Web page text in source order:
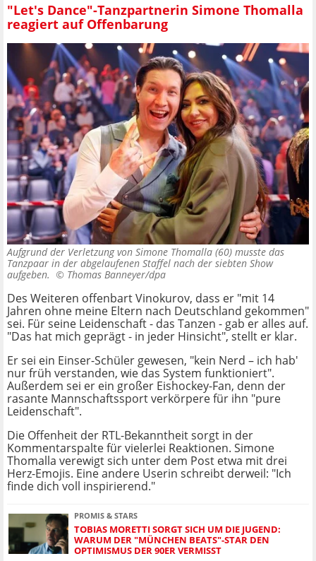
"Let's Dance"-Tanzpartnerin Simone Thomalla
reagiert auf Offenbarung
Aufgrund der Verletzung von Simone Thomalla (60) musste das
Tanzpaar in der abgelaufenen Staffel nach der siebten Show
aufgeben. © Thomas Banneyer/dpa
Des Weiteren offenbart Vinokurov, dass er "mit 14
Jahren ohne meine Eltern nach Deutschland gekommen"
sei. Für seine Leidenschaft - das Tanzen - gab er alles auf.
"Das hat mich geprägt - in jeder Hinsicht", stellt er klar.
Er sei ein Einser-Schüler gewesen, "kein Nerd – ich hab'
nur früh verstanden, wie das System funktioniert".
Außerdem sei er ein großer Eishockey-Fan, denn der
rasante Mannschaftssport verkörpere für ihn "pure
Leidenschaft".
Die Offenheit der RTL-Bekanntheit sorgt in der
Kommentarspalte für vielerlei Reaktionen. Simone
Thomalla verewigt sich unter dem Post etwa mit drei
Herz-Emojis. Eine andere Userin schreibt derweil: "Ich
finde dich voll inspirierend."
PROMIS & STARS
TOBIAS MORETTI SORGT SICH UM DIE JUGEND:
WARUM DER "MÜNCHEN BEATS"-STAR DEN
OPTIMISMUS DER 90ER VERMISST